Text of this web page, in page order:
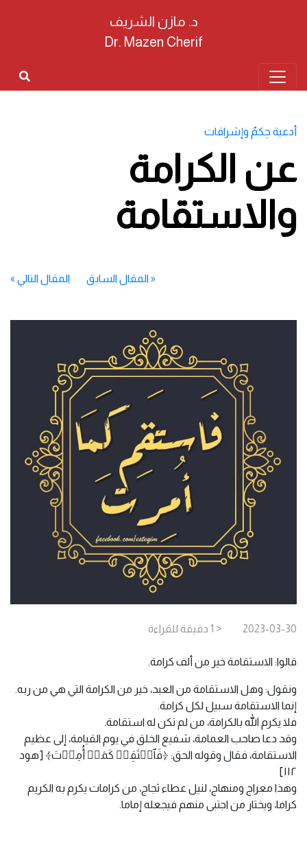
د. مازن الشريف
Dr. Mazen Cherif
أدعية حِكمٌ وإشراقات
عن الكرامة
والاستقامة
«المقال السابق المقال التالي »
2023-03-30
< 1 دقيقة للقراءة
قالوا: الاستقامة خير من ألف كرامة.
ونقول: وهل الاستقامة من العبد، خير من الكرامة التي هي من ربه.
إنما الاستقامة سبيل لكل كرامة.
فلا يكرم الله بالكرامة، من لم تكن له استقامة.
وقد دعا صاحب العمامة، شفيع الخلق في يوم القيامة، إلى عظيم
الاستقامة، فقال وقوله الحق: ﴿فَٱسۡتَقِمۡ كَمَاۤ أُمِرۡتَ﴾ [هود
١١٢]
وهذا معراج ومنهاج، لنيل عطاء ثجاج، من كرامات يكرم به الكريم
كراما، ويختار من اجتبى منهم فيجعله إماما.